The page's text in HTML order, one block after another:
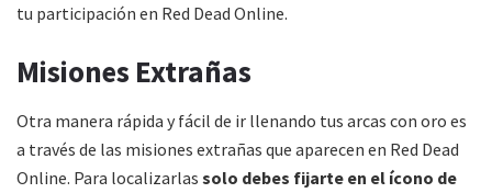
tu participación en Red Dead Online.
Misiones Extrañas
Otra manera rápida y fácil de ir llenando tus arcas con oro es
a través de las misiones extrañas que aparecen en Red Dead
Online. Para localizarlas solo debes fijarte en el ícono de